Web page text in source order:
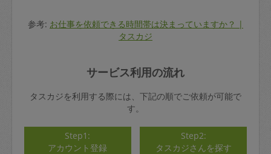
参考: お仕事を依頼できる時間帯は決まっていますか？ |
タスカジ
サービス利用の流れ
タスカジを利用する際には、下記の順でご依頼が可能で
す。
Step1:
アカウント登録
Step2:
タスカジさんを探す